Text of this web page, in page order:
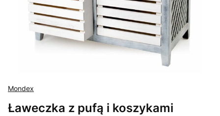
Mondex
Ławeczka z pufą i koszykami